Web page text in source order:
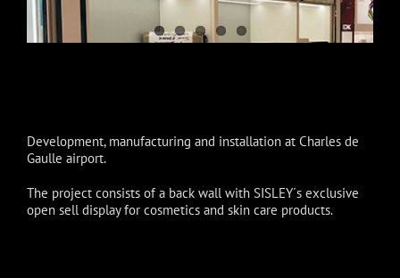
Development, manufacturing and installation at Charles de
Gaulle airport.
The project consists of a back wall with SISLEY´s exclusive
open sell display for cosmetics and skin care products.